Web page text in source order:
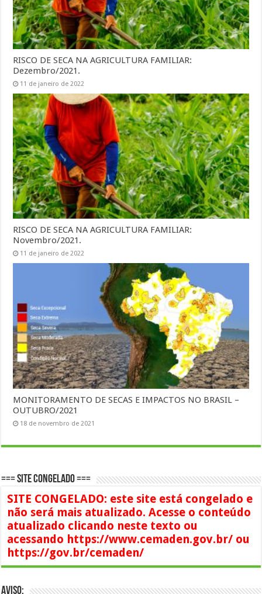
RISCO DE SECA NA AGRICULTURA FAMILIAR:
Dezembro/2021.
11 de janeiro de 2022
RISCO DE SECA NA AGRICULTURA FAMILIAR:
Novembro/2021.
11 de janeiro de 2022
MONITORAMENTO DE SECAS E IMPACTOS NO BRASIL –
OUTUBRO/2021
18 de novembro de 2021
=== SITE CONGELADO ===
SITE CONGELADO: este site está congelado e
não será mais atualizado. Acesse o conteúdo
atualizado clicando neste texto ou
acessando https://www.cemaden.gov.br/ ou
https://gov.br/cemaden/
AVISO: